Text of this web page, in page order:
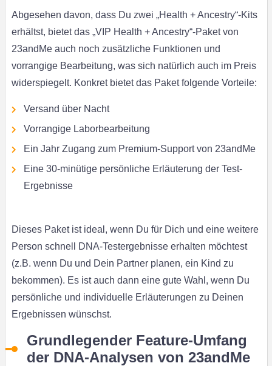
Abgesehen davon, dass Du zwei „Health + Ancestry“-Kits
erhältst, bietet das „VIP Health + Ancestry“-Paket von
23andMe auch noch zusätzliche Funktionen und
vorrangige Bearbeitung, was sich natürlich auch im Preis
widerspiegelt. Konkret bietet das Paket folgende Vorteile:
Versand über Nacht
Vorrangige Laborbearbeitung
Ein Jahr Zugang zum Premium-Support von 23andMe
Eine 30-minütige persönliche Erläuterung der Test-
Ergebnisse
Dieses Paket ist ideal, wenn Du für Dich und eine weitere
Person schnell DNA-Testergebnisse erhalten möchtest
(z.B. wenn Du und Dein Partner planen, ein Kind zu
bekommen). Es ist auch dann eine gute Wahl, wenn Du
persönliche und individuelle Erläuterungen zu Deinen
Ergebnissen wünschst.
Grundlegender Feature-Umfang
der DNA-Analysen von 23andMe